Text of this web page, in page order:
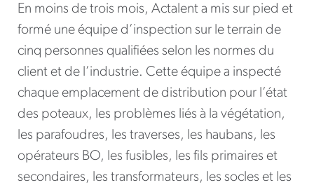
En moins de trois mois, Actalent a mis sur pied et
formé une équipe d’inspection sur le terrain de
cinq personnes qualifiées selon les normes du
client et de l’industrie. Cette équipe a inspecté
chaque emplacement de distribution pour l’état
des poteaux, les problèmes liés à la végétation,
les parafoudres, les traverses, les haubans, les
opérateurs BO, les fusibles, les fils primaires et
secondaires, les transformateurs, les socles et les